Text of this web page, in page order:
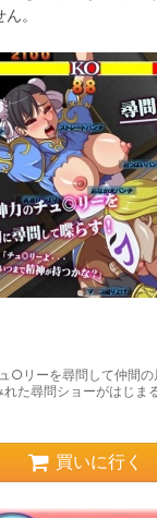
○リーを尋問して仲間
た尋問ショーがはじま
買いに行く